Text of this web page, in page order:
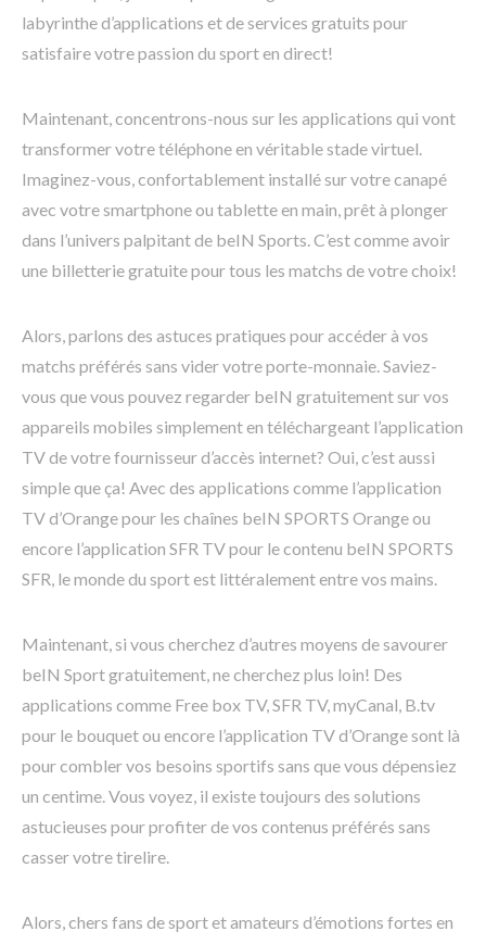
labyrinthe d’applications et de services gratuits pour
satisfaire votre passion du sport en direct!
Maintenant, concentrons-nous sur les applications qui vont
transformer votre téléphone en véritable stade virtuel.
Imaginez-vous, confortablement installé sur votre canapé
avec votre smartphone ou tablette en main, prêt à plonger
dans l’univers palpitant de beIN Sports. C’est comme avoir
une billetterie gratuite pour tous les matchs de votre choix!
Alors, parlons des astuces pratiques pour accéder à vos
matchs préférés sans vider votre porte-monnaie. Saviez-
vous que vous pouvez regarder beIN gratuitement sur vos
appareils mobiles simplement en téléchargeant l’application
TV de votre fournisseur d’accès internet? Oui, c’est aussi
simple que ça! Avec des applications comme l’application
TV d’Orange pour les chaînes beIN SPORTS Orange ou
encore l’application SFR TV pour le contenu beIN SPORTS
SFR, le monde du sport est littéralement entre vos mains.
Maintenant, si vous cherchez d’autres moyens de savourer
beIN Sport gratuitement, ne cherchez plus loin! Des
applications comme Free box TV, SFR TV, myCanal, B.tv
pour le bouquet ou encore l’application TV d’Orange sont là
pour combler vos besoins sportifs sans que vous dépensiez
un centime. Vous voyez, il existe toujours des solutions
astucieuses pour profiter de vos contenus préférés sans
casser votre tirelire.
Alors, chers fans de sport et amateurs d’émotions fortes en